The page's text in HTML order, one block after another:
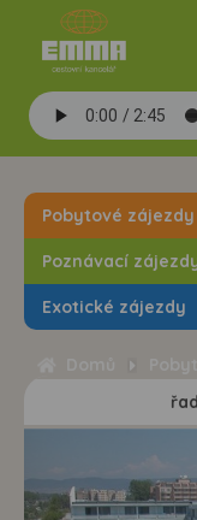
Pobytové zájezdy
Poznávací
Exotické zájezdy